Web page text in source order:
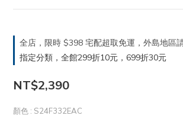
全店，限時 $398 宅配超取免運，外島地區
指定分類，全館299折10元，699折30元
NT$2,390
顏色 : S24F332EAC